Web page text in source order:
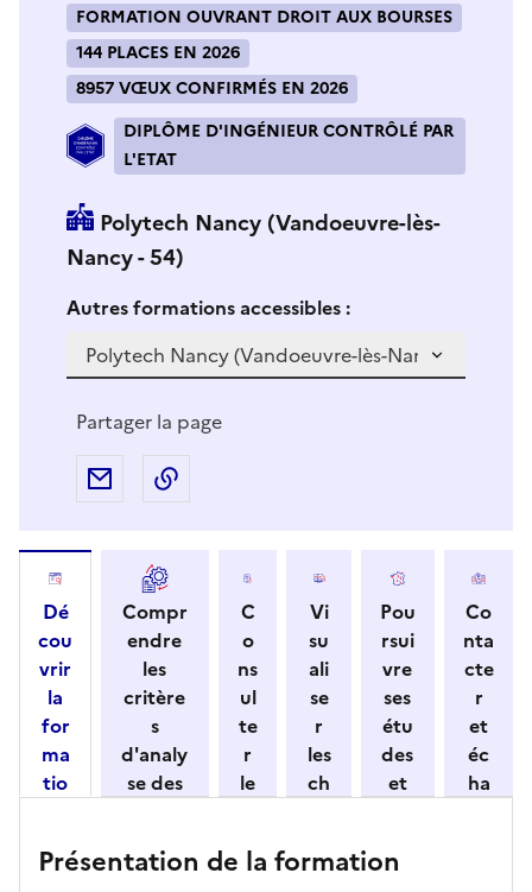
FORMATION OUVRANT DROIT AUX BOURSES
144 PLACES EN 2026
8957 VŒUX CONFIRMÉS EN 2026
DIPLÔME D'INGÉNIEUR CONTRÔLÉ PAR
L'ETAT
Polytech Nancy (Vandoeuvre-lès-
Nancy - 54)
Si vous sélectionnez une formation dans la zone
Autres formations accessibles :S
v
z
n
e
Partager la page
Partager par e-mail
Dé
cou
vrir
la
for
ma
tio
ses
Compr
endre
les
critère
s
d'analy
se des
par
C
o
ns
ul
te
r
le
o
Vi
su
ali
se
r
les
ch
s
Pou
rsui
vre
ses
étu
des
et
re
Co
nta
cte
r
et
éc
ha
Présentation de la formation